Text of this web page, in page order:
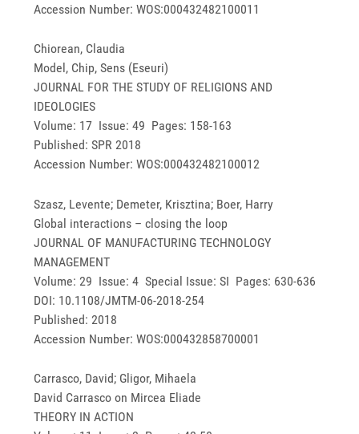
Accession Number: WOS:000432482100011
Chiorean, Claudia
Model, Chip, Sens (Eseuri)
JOURNAL FOR THE STUDY OF RELIGIONS AND
IDEOLOGIES
Volume: 17 Issue: 49 Pages: 158-163
Published: SPR 2018
Accession Number: WOS:000432482100012
Szasz, Levente; Demeter, Krisztina; Boer, Harry
Global interactions – closing the loop
JOURNAL OF MANUFACTURING TECHNOLOGY
MANAGEMENT
Volume: 29 Issue: 4 Special Issue: SI Pages: 630-636
DOI: 10.1108/JMTM-06-2018-254
Published: 2018
Accession Number: WOS:000432858700001
Carrasco, David; Gligor, Mihaela
David Carrasco on Mircea Eliade
THEORY IN ACTION